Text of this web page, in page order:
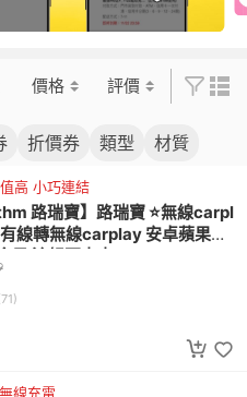
價格 評價
折價券 類型 材質
高 小巧連結
路瑞寶】路瑞寶 ⭐️無線carpl
線轉無線carplay 安卓蘋果通
流暢不卡卡
線充電